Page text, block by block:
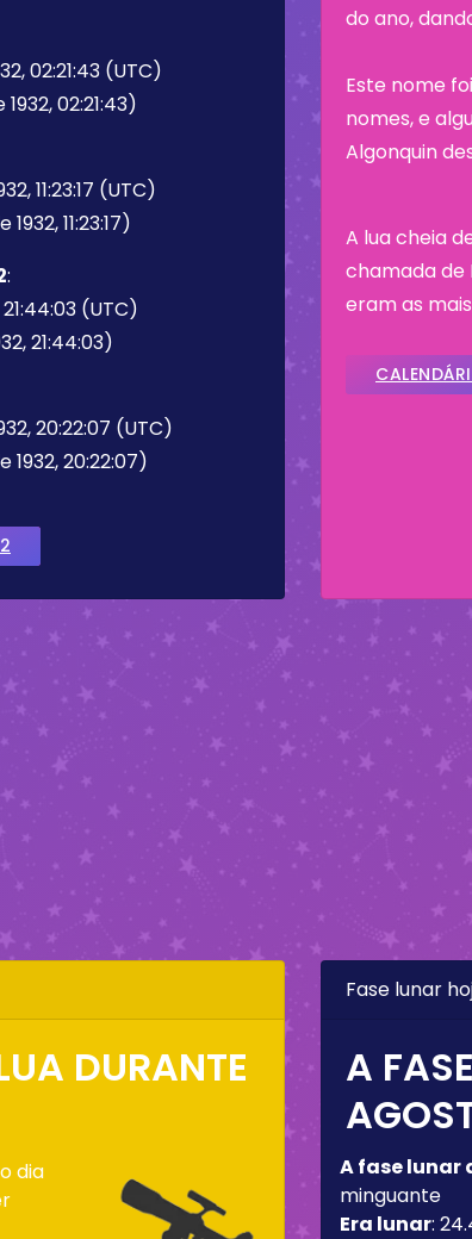
02:21:43 (UTC)
02:21:43)
11:23:17 (UTC)
11:23:17)
:
(UTC)
21:44:03)
20:22:07 (UTC)
20:22:07)
do ano,
Este nome
nomes, e
Algonquin
A lua cheia
chamada de
eram as
DURANTE
dia
Fase lunar
A
A fase lunar
minguante
Era lunar: